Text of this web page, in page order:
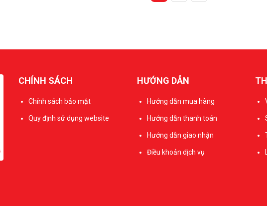
CHÍNH SÁCH
Chính sách bảo mật
Quy định sử dụng website
HƯỚNG DẪN
Hướng dẫn mua hàng
Hướng dẫn thanh toán
Hướng dẫn giao nhận
Điều khoản dịch vụ